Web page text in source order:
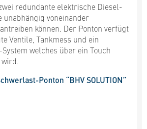
redundante elektrische Diesel-
unabhängig voneinander
können. Der Ponton verfügt
Ventile, Tankmess und ein
welches über ein Touch
Ponton “BHV SOLUTION”